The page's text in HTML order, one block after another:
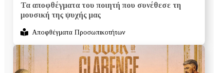
Τα αποφθέγματα του ποιητή που συνέθεσε τη
μουσική της ψυχής μας
Αποφθέγματα Προσωπικοτήτων